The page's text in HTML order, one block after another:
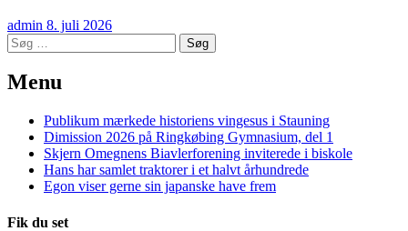
admin 8. juli 2026
Søg
efter:
Menu
Publikum mærkede historiens vingesus i Stauning
Dimission 2026 på Ringkøbing Gymnasium, del 1
Skjern Omegnens Biavlerforening inviterede i biskole
Hans har samlet traktorer i et halvt århundrede
Egon viser gerne sin japanske have frem
Fik du set